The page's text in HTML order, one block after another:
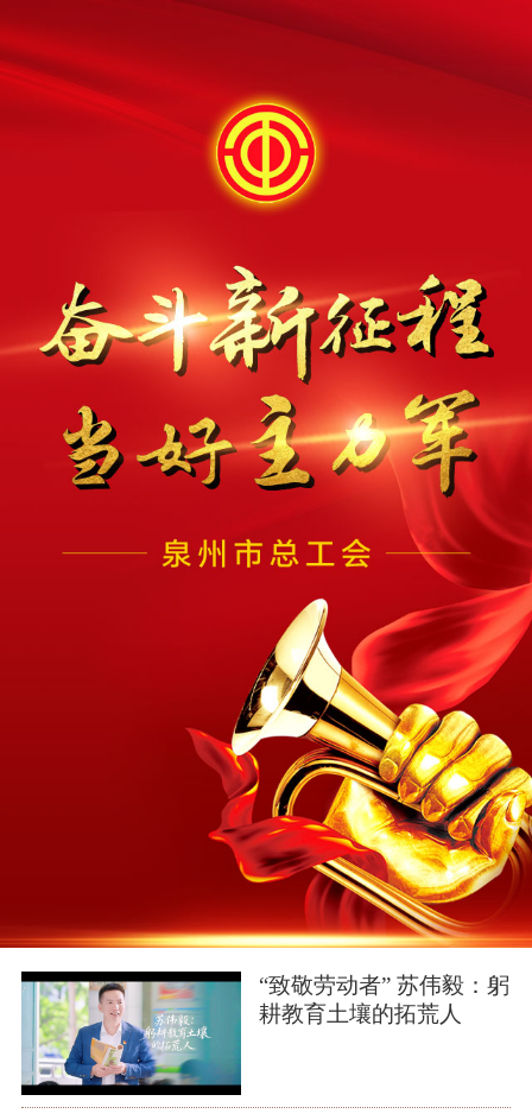
“致敬劳动者” 苏伟毅：躬
耕教育土壤的拓荒人